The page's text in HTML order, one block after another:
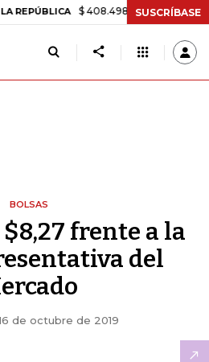
$ 408.498,97 +$ 8.753,81
SUSCRÍBASE
BOLSAS
frente a la
del
de octubre de 2019